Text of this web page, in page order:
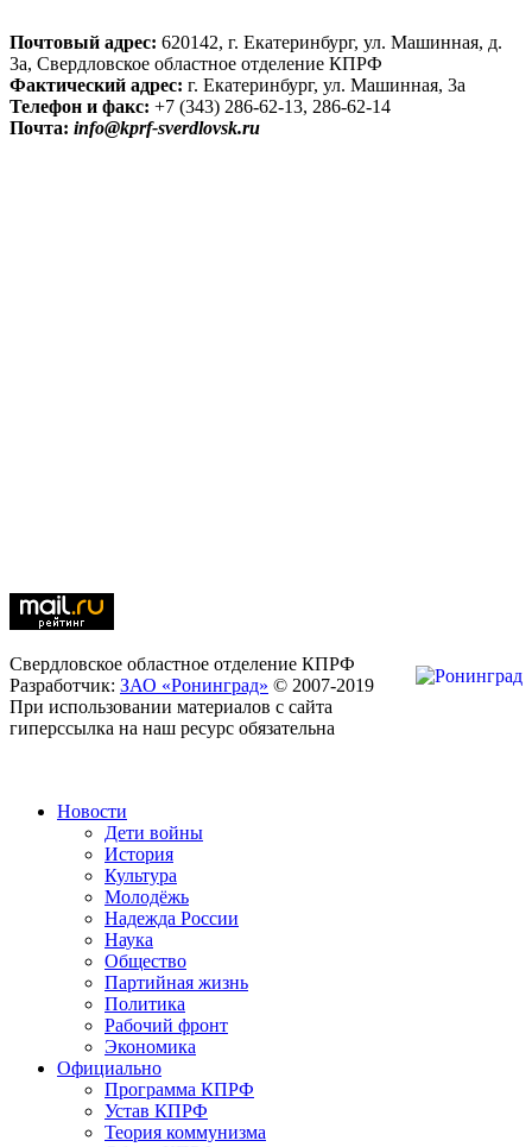
Почтовый адрес: 620142, г. Екатеринбург, ул. Машинная, д.
3а, Свердловское областное отделение КПРФ
Фактический адрес: г. Екатеринбург, ул. Машинная, 3а
Телефон и факс: +7 (343) 286-62-13, 286-62-14
Почта: info@kprf-sverdlovsk.ru
Свердловское областное отделение КПРФ
Разработчик: ЗАО «Ронинград» © 2007-2019
При использовании материалов с сайта
гиперссылка на наш ресурс обязательна
Новости
Дети войны
История
Культура
Молодёжь
Надежда России
Наука
Общество
Партийная жизнь
Политика
Рабочий фронт
Экономика
Официально
Программа КПРФ
Устав КПРФ
Теория коммунизма